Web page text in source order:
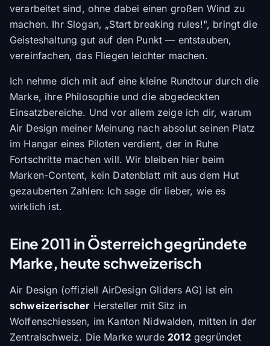
verarbeitet sind, ohne dabei einen großen Wind zu
machen. Ihr Slogan, „Start breaking rules!", bringt die
Geisteshaltung gut auf den Punkt — entstauben,
vereinfachen, das Fliegen leichter machen.
Ich nehme dich mit auf eine kleine Rundtour durch die
Marke, ihre Philosophie und die abgedeckten
Einsatzbereiche. Und vor allem zeige ich dir, warum
Air Design meiner Meinung nach absolut seinen Platz
im Hangar eines Piloten verdient, der in Ruhe
Fortschritte machen will. Wir bleiben hier beim
Marken-Content, kein Datenblatt mit aus dem Hut
gezauberten Zahlen: Ich sage dir lieber, wie es
wirklich ist.
Eine 2011 in Österreich gegründete
Marke, heute schweizerisch
Air Design (offiziell AirDesign Gliders AG) ist ein
schweizerischer Hersteller mit Sitz in
Wolfenschiessen, im Kanton Nidwalden, mitten in der
Zentralschweiz. Die Marke wurde 2012gegründet